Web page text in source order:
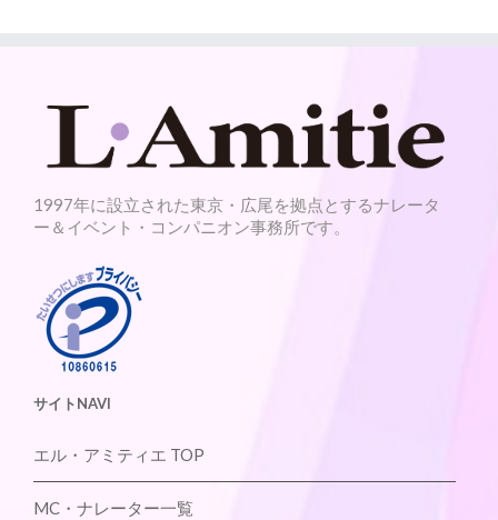
1997年に設立された東京・広尾を拠点とするナレータ
ー＆イベント・コンパニオン事務所です。
サイトNAVI
エル・アミティエ TOP
MC・ナレーター一覧